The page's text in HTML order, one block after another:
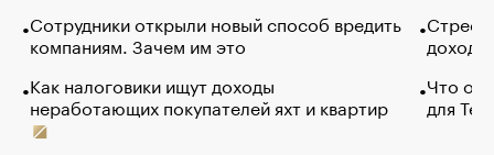
Сотрудники открыли новый способ вредить
компаниям. Зачем им это
Как налоговики ищут доходы
неработающих покупателей яхт и квартир
Что
для